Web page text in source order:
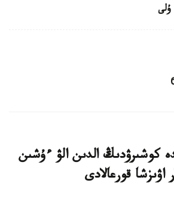
ۇلى
كوشىرۋدىڭ الدىن الۋ ءۇشىن
اۋىزشا قورعالادى